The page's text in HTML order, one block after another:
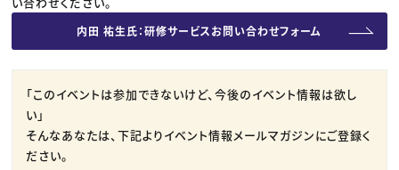
内田 祐生氏：研修サービスお問い合わせフォーム
「このイベントは参加できないけど、今後のイベント情報は欲し
い」
そんなあなたは、下記よりイベント情報メールマガジンにご登録く
ださい。